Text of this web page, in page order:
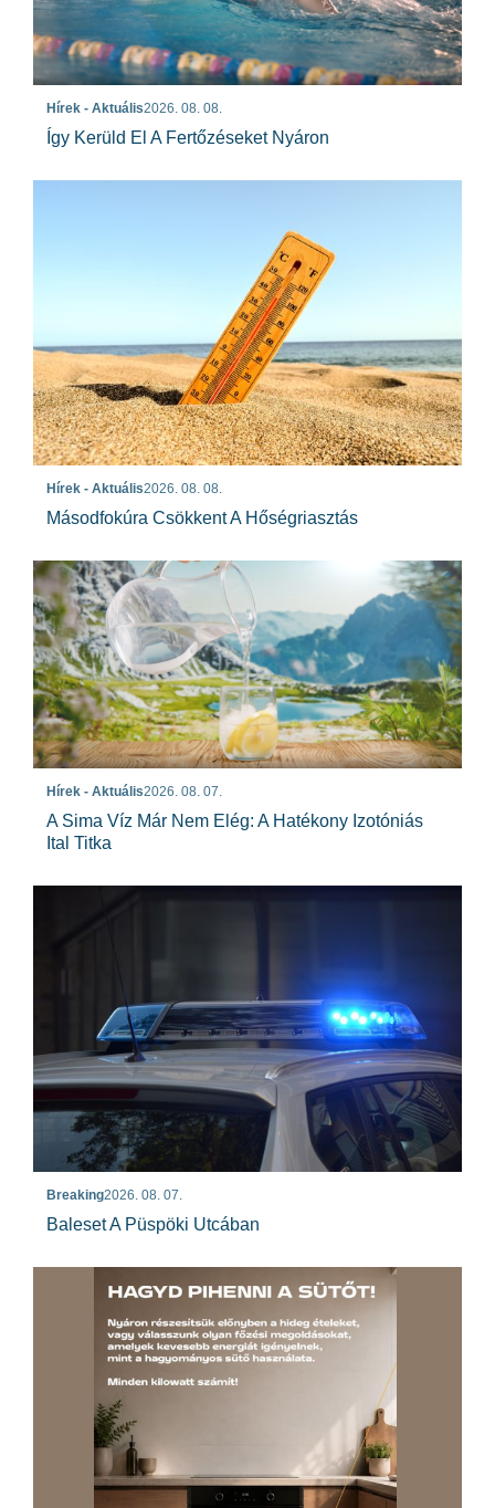
Hírek - Aktuális2026. 08. 08.
Így Kerüld El A Fertőzéseket Nyáron
Hírek - Aktuális2026. 08. 08.
Másodfokúra Csökkent A Hőségriasztás
Hírek - Aktuális2026. 08. 07.
A Sima Víz Már Nem Elég: A Hatékony Izotóniás
Ital Titka
Breaking2026. 08. 07.
Baleset A Püspöki Utcában